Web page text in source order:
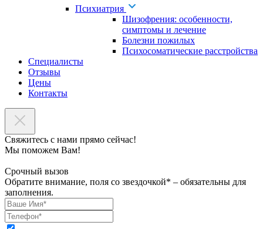
Психиатрия
Шизофрения: особенности,
симптомы и лечение
Болезни пожилых
Психосоматические расстройства
Специалисты
Отзывы
Цены
Контакты
Свяжитесь с нами прямо сейчас!
Мы поможем Вам!
Срочный вызов
Обратите внимание, поля со звездочкой* – обязательны для
заполнения.